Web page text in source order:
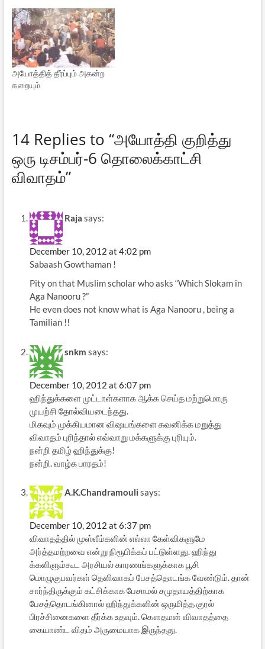
அயோத்தித் தீர்ப்பும் அகன்ற
கறையும்
14 Replies to “அயோத்தி குறித்து
ஒரு டிசம்பர்-6 தொலைக்காட்சி
விவாதம்”
Raja says:
December 10, 2012 at 4:02 pm
Sabaash Gowthaman !
Pity on that Muslim scholar who asks “Which Slokam in
Aga Nanooru ?”
He even does not know what is Aga Nanooru , being a
Tamilian !!
snkm says:
December 10, 2012 at 6:07 pm
ஹிந்துக்களை முட்டாள்களாக ஆக்க செய்த மற்றுமொரு
முயற்சி தோல்வியடைந்தது.
மிகவும் முக்கியமான விஷயங்களை கவனிக்க மறுத்து
விவாதம் புரிந்தால் எவ்வாறு மக்களுக்கு புரியும்.
நன்றி தமிழ் ஹிந்துக்கு!
நன்றி. வாழ்க பாரதம்!
A.K.Chandramouli says:
December 10, 2012 at 6:37 pm
விவாதத்தில் முஸ்லீம்களின் எல்லா கேள்விகளுமே
அர்த்தமற்றவை என்று நிரூபிக்கப் பட்டுள்ளது. ஹிந்து
க்களிளும்கூட அரசியல் காரணங்களுக்காக பூசி
மொழுகுபவர்கள் தெளிவாகப் பேசத்தொடங்க வேண்டும். தான்
சார்ந்திருக்கும் கட்சிக்காக பேசாமல் சமுதாயத்திற்காக
பேசத்தொடங்கினால் ஹிந்துக்களின் ஒருமித்த குரல்
பிரச்சினைகளை தீர்க்க உதவும். கௌதமன் விவாதத்தை
கையாண்ட விதம் அருமையாக இருந்தது.